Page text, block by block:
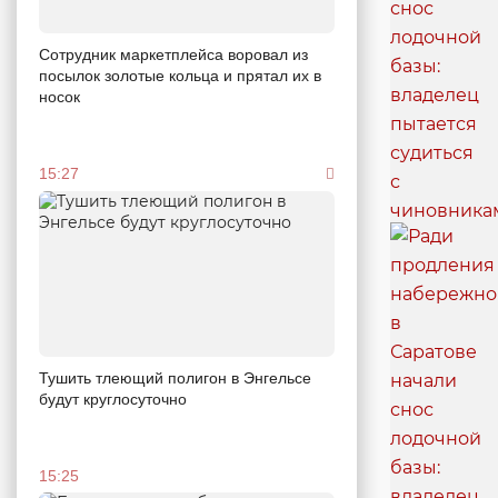
Сотрудник маркетплейса воровал из
посылок золотые кольца и прятал их в
носок
15:27
Тушить тлеющий полигон в Энгельсе
будут круглосуточно
15:25